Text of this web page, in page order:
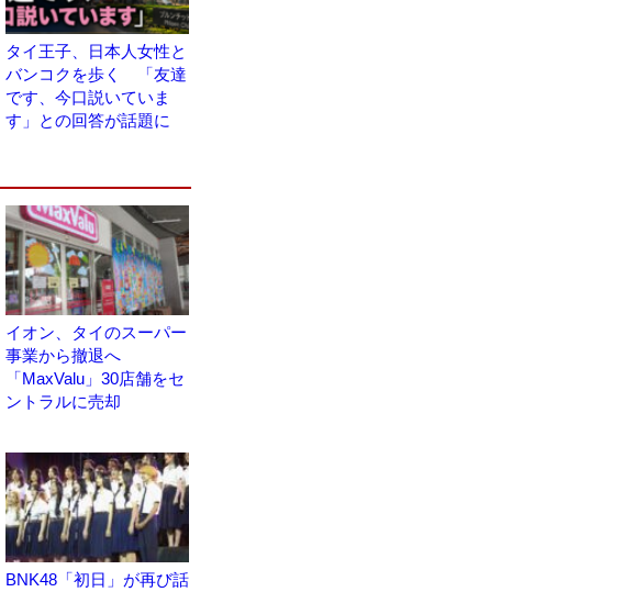
タイ王子、日本人女性と
バンコクを歩く 「友達
です、今口説いていま
す」との回答が話題に
イオン、タイのスーパー
事業から撤退へ
「MaxValu」30店舗をセ
ントラルに売却
BNK48「初日」が再び話